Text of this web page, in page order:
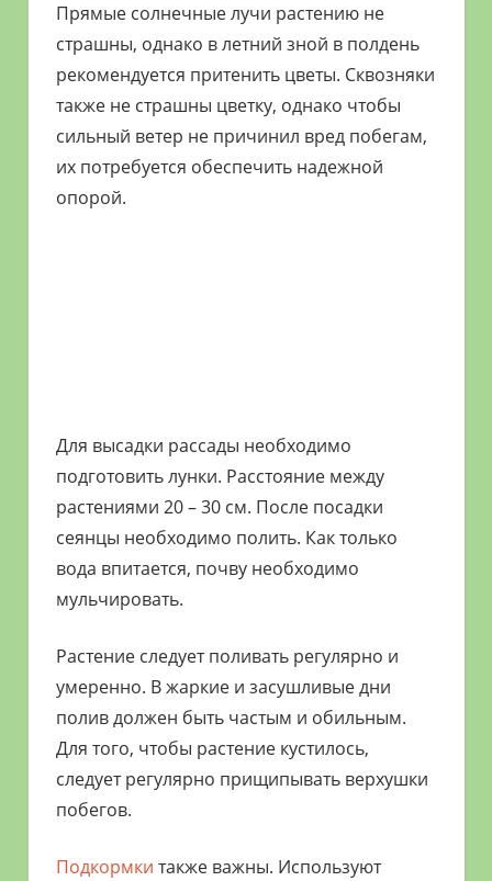
Прямые солнечные лучи растению не
страшны, однако в летний зной в полдень
рекомендуется притенить цветы. Сквозняки
также не страшны цветку, однако чтобы
сильный ветер не причинил вред побегам,
их потребуется обеспечить надежной
опорой.
Для высадки рассады необходимо
подготовить лунки. Расстояние между
растениями 20 – 30 см. После посадки
сеянцы необходимо полить. Как только
вода впитается, почву необходимо
мульчировать.
Растение следует поливать регулярно и
умеренно. В жаркие и засушливые дни
полив должен быть частым и обильным.
Для того, чтобы растение кустилось,
следует регулярно прищипывать верхушки
побегов.
Подкормки также важны. Используют